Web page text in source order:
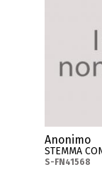
Anonimo
STEMMA
S-FN41568